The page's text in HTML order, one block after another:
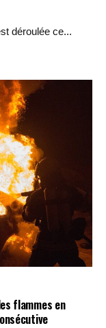
déroulée ce...
flammes en